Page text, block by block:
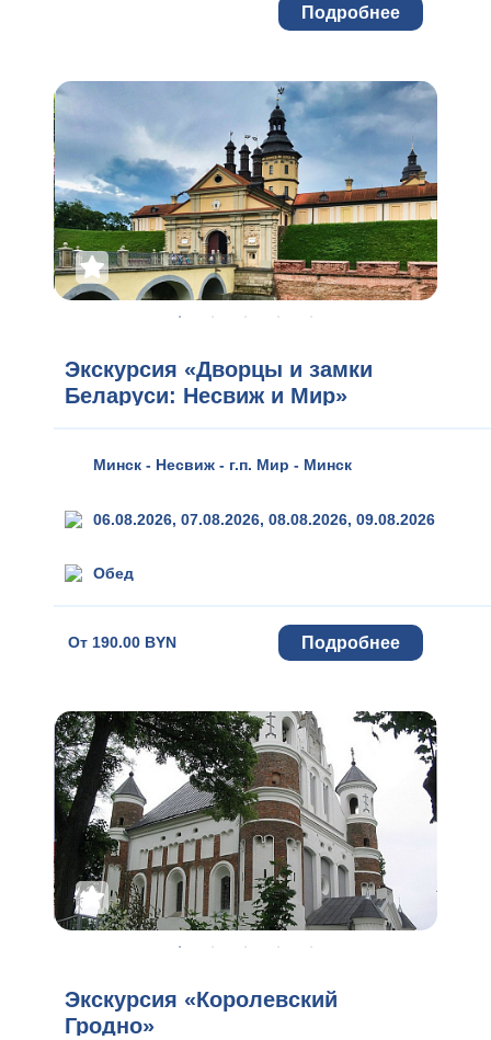
Подробнее
Экскурсия «Дворцы и замки
Беларуси: Несвиж и Мир»
Минск - Несвиж - г.п. Мир - Минск
06.08.2026, 07.08.2026, 08.08.2026, 09.08.2026
Обед
От 190.00 BYN Подробнее
Экскурсия «Королевский
Гродно»